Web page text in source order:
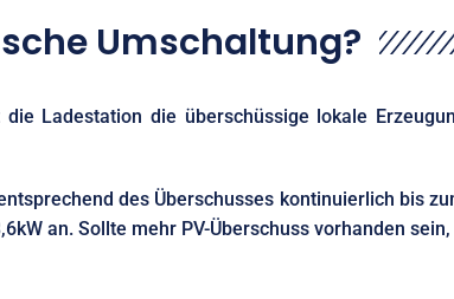
Umschaltung?
Ladestation die überschüssige lokale
des Überschusses kontinuierlich bis
an. Sollte mehr PV-Überschuss vorhanden